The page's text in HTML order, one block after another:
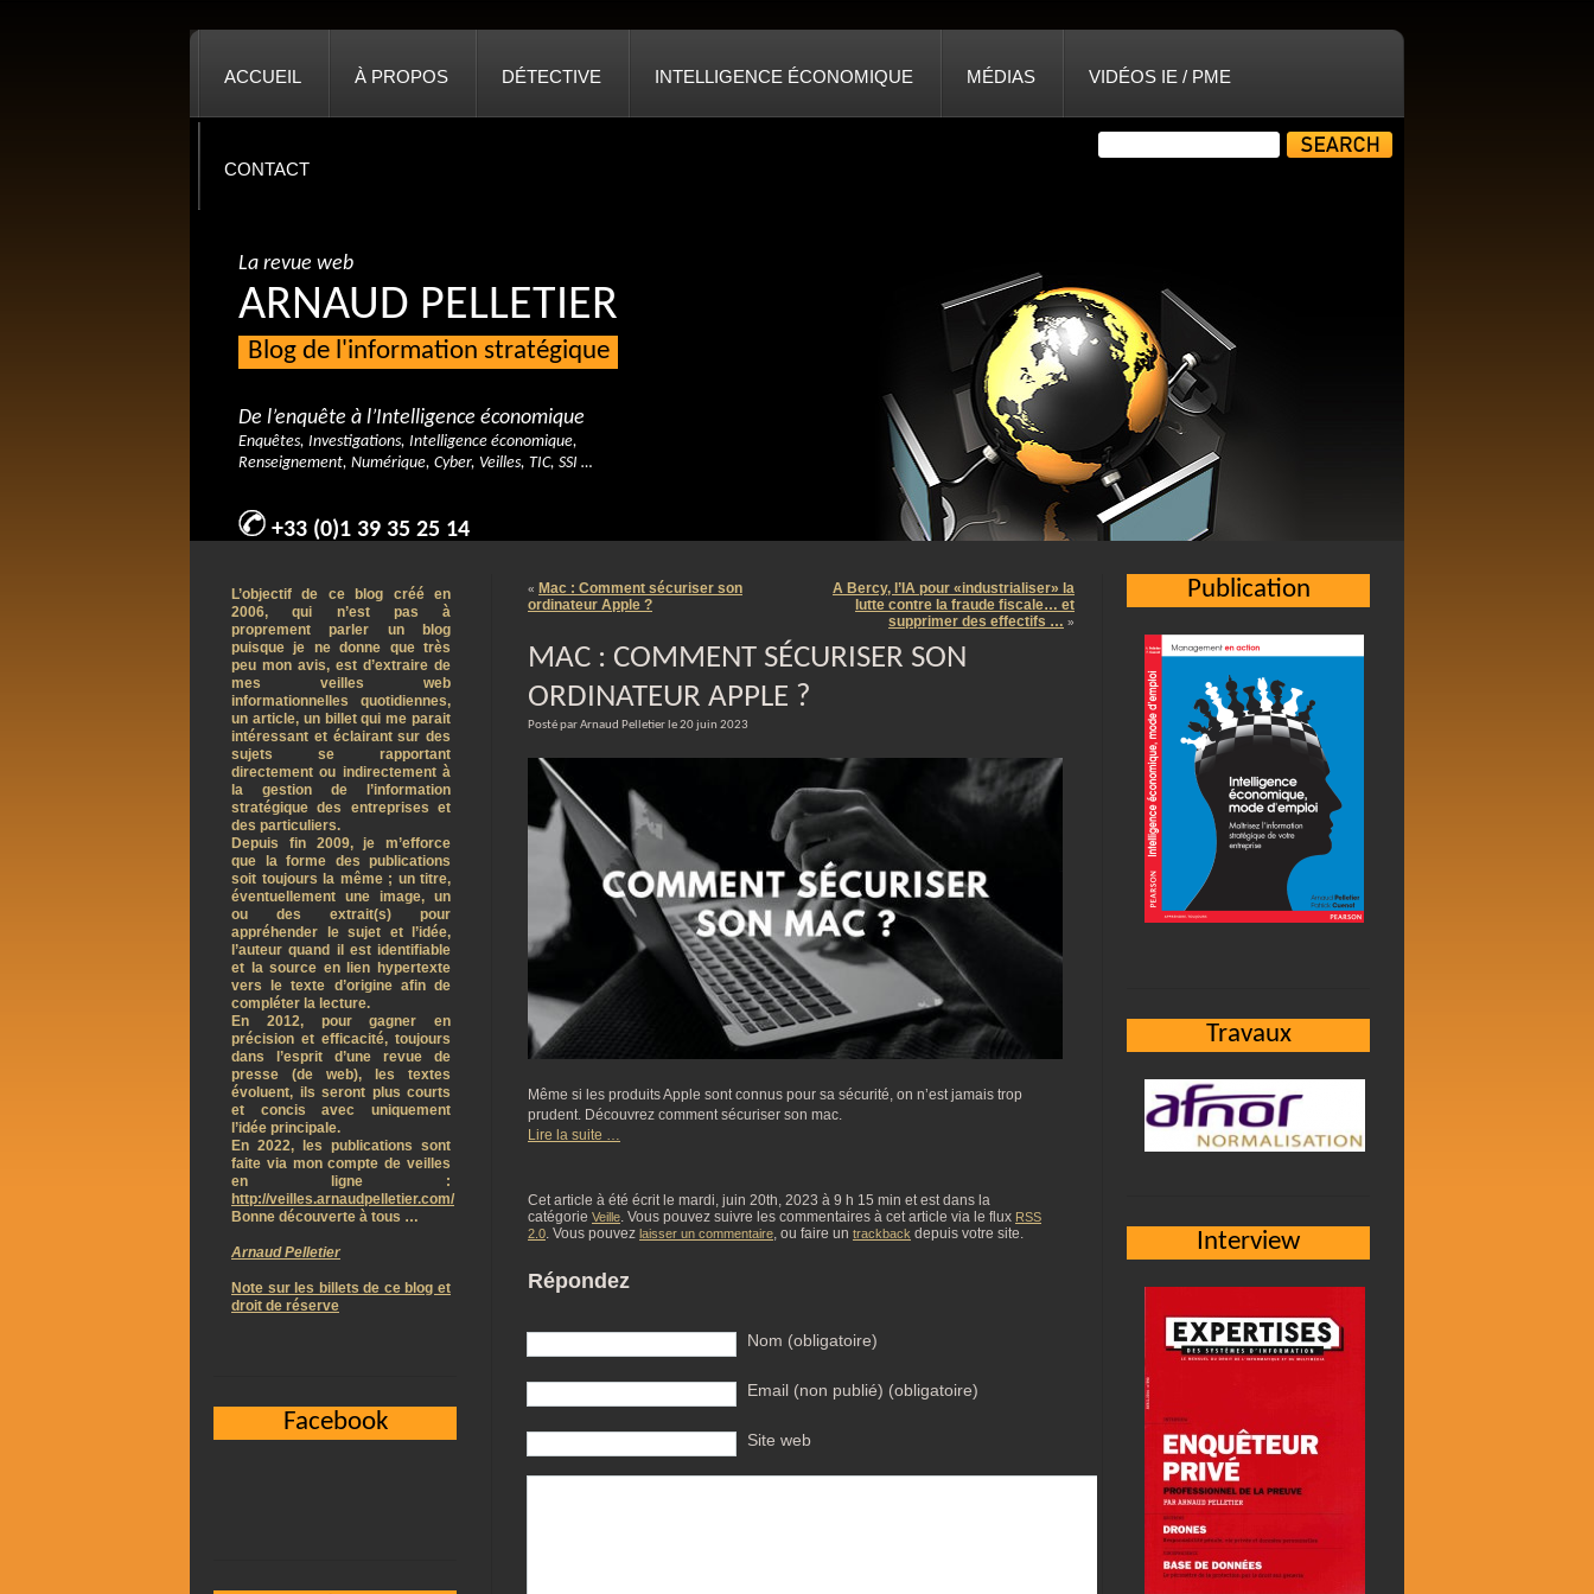
ACCUEIL À PROPOS DÉTECTIVE INTELLIGENCE ÉCONOMIQUE MÉDIAS VIDÉOS IE / PME
CONTACT
La revue web
ARNAUD PELLETIER
Blog de l'information stratégique
De l’enquête à l’Intelligence économique
Enquêtes, Investigations, Intelligence économique,
Renseignement, Numérique, Cyber, Veilles, TIC, SSI …
+33 (0)1 39 35 25 14
« Mac : Comment sécuriser son
ordinateur Apple ?
A Bercy, l’IA pour «industrialiser» la
lutte contre la fraude fiscale… et
supprimer des effectifs … »
MAC : COMMENT SÉCURISER SON
ORDINATEUR APPLE ?
Posté par Arnaud Pelletier le 20 juin 2023
Même si les produits Apple sont connus pour sa sécurité, on n’est jamais trop
prudent. Découvrez comment sécuriser son mac.
Lire la suite …
Cet article à été écrit le mardi, juin 20th, 2023 à 9 h 15 min et est dans la
catégorie Veille. Vous pouvez suivre les commentaires à cet article via le flux RSS
2.0. Vous pouvez laisser un commentaire, ou faire un trackback depuis votre site.
Répondez
Nom (obligatoire)
Email (non publié) (obligatoire)
Site web
Publication
Travaux
Interview
L’objectif de ce blog créé en
2006, qui n’est pas à
proprement parler un blog
puisque je ne donne que très
peu mon avis, est d’extraire de
mes veilles web
informationnelles quotidiennes,
un article, un billet qui me parait
intéressant et éclairant sur des
sujets se rapportant
directement ou indirectement à
la gestion de l’information
stratégique des entreprises et
des particuliers.
Depuis fin 2009, je m’efforce
que la forme des publications
soit toujours la même ; un titre,
éventuellement une image, un
ou des extrait(s) pour
appréhender le sujet et l’idée,
l’auteur quand il est identifiable
et la source en lien hypertexte
vers le texte d’origine afin de
compléter la lecture.
En 2012, pour gagner en
précision et efficacité, toujours
dans l’esprit d’une revue de
presse (de web), les textes
évoluent, ils seront plus courts
et concis avec uniquement
l’idée principale.
En 2022, les publications sont
faite via mon compte de veilles
en ligne :
http://veilles.arnaudpelletier.com/
Bonne découverte à tous …
Arnaud Pelletier
Note sur les billets de ce blog et
droit de réserve
Facebook